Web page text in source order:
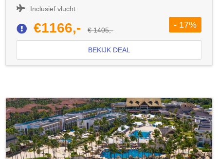
Inclusief vlucht
€1166,- € 1405,-
- 17%
BEKIJK DEAL